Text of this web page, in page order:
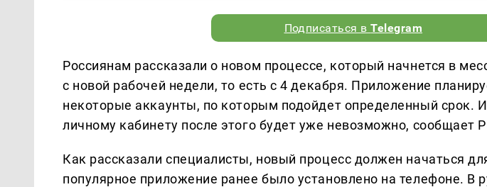
Подписаться вTelegram
Россиянам рассказали о новом процессе, который начнется в
с новой рабочей недели, то есть с 4 декабря. Приложение
некоторые аккаунты, по которым подойдет определенный срок. И
личному кабинету после этого будет уже невозможно, сообщает
Как рассказали специалисты, новый процесс должен начаться
популярное приложение ранее было установлено на телефоне. В